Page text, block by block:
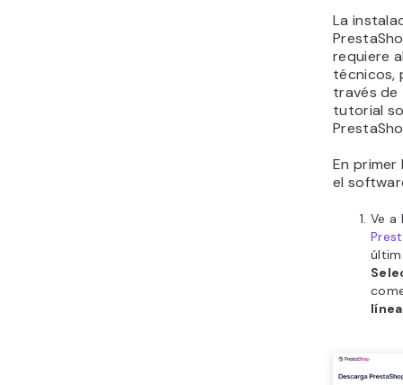
La
requiere
técnicos,
través
tutorial
En primer
el
Ve a
línea